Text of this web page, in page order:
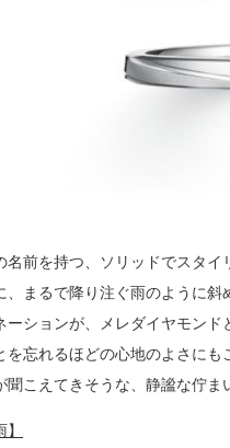
名前を持つ、ソリッドでスタ
、まるで降り注ぐ雨のように斜
ーションが、メレダイヤモンド
を忘れるほどの心地のよさにも
聞こえてきそうな、静謐な佇ま